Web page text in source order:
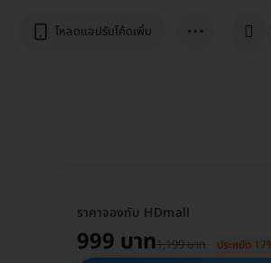
โหลดแอปรับโค้ดเพิ่ม ⋯
ราคาจองกับ HDmall
999 บาท1,199 บาท ประหยัด